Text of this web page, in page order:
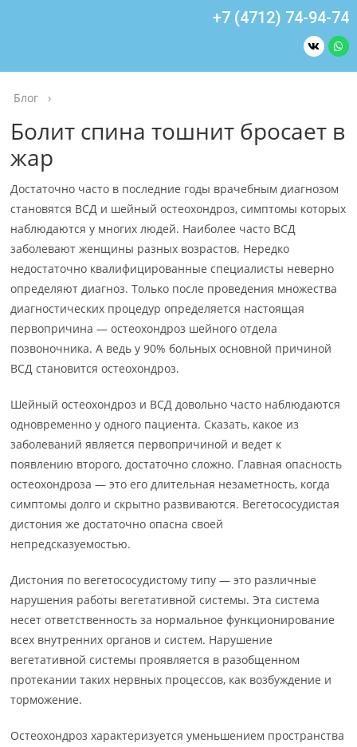
+7 (4712) 74-94-74
Блог ›
Болит спина тошнит бросает в
жар
Достаточно часто в последние годы врачебным диагнозом
становятся ВСД и шейный остеохондроз, симптомы которых
наблюдаются у многих людей. Наиболее часто ВСД
заболевают женщины разных возрастов. Нередко
недостаточно квалифицированные специалисты неверно
определяют диагноз. Только после проведения множества
диагностических процедур определяется настоящая
первопричина — остеохондроз шейного отдела
позвоночника. А ведь у 90% больных основной причиной
ВСД становится остеохондроз.
Шейный остеохондроз и ВСД довольно часто наблюдаются
одновременно у одного пациента. Сказать, какое из
заболеваний является первопричиной и ведет к
появлению второго, достаточно сложно. Главная опасность
остеохондроза — это его длительная незаметность, когда
симптомы долго и скрытно развиваются. Вегетососудистая
дистония же достаточно опасна своей
непредсказуемостью.
Дистония по вегетососудистому типу — это различные
нарушения работы вегетативной системы. Эта система
несет ответственность за нормальное функционирование
всех внутренних органов и систем. Нарушение
вегетативной системы проявляется в разобщенном
протекании таких нервных процессов, как возбуждение и
торможение.
Остеохондроз характеризуется уменьшением пространства